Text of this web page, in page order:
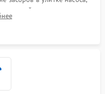
ремонт платы
проводки.